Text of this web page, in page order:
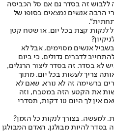
ללבוש זה בסדר גם אם סל הכביסה
הרבה אנשים נמצאים בסופו של
תחתית".
לנקות קצת בכל יום, או שטח קטן
הדקות טובה בשביל אנשים מסוימים, אבל לא
לדברים גדולים, כי ביום
לא בסדר. זה בסדר ליצור הרגלים,
צריך לעשות בכל יום, מתוך
ברשימה זה לא נורא. שאם לא
את הקטע הזה במטבח, וזה
פונקציונלי כי המטבח יהיה שמיש. שאם אין לך היום 10 דקות, תסדרי
למעשה, בצורך לנקות כל הזמן?
בסדר להיות מבולגן, האדם המבולגן